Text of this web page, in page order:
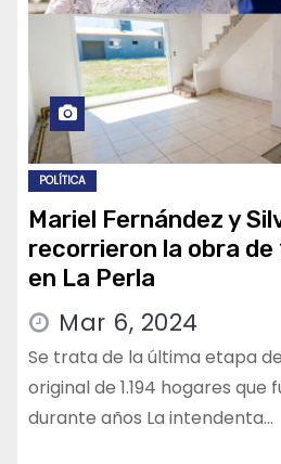
POLÍTICA
Mariel Fernández y
recorrieron la obra de
en La Perla
Mar 6, 2024
Se trata de la última etapa
original de 1.194 hogares que
durante años La intendenta…